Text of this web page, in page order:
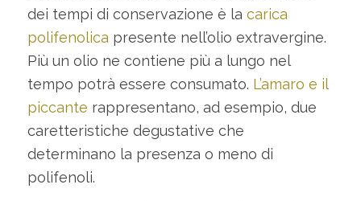
dei tempi di conservazione è la carica
polifenolica presente nell’olio extravergine.
Più un olio ne contiene più a lungo nel
tempo potrà essere consumato. L’amaro e il
piccante rappresentano, ad esempio, due
caretteristiche degustative che
determinano la presenza o meno di
polifenoli.